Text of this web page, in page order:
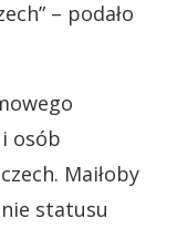
– podało
osób
Maiłoby
statusu